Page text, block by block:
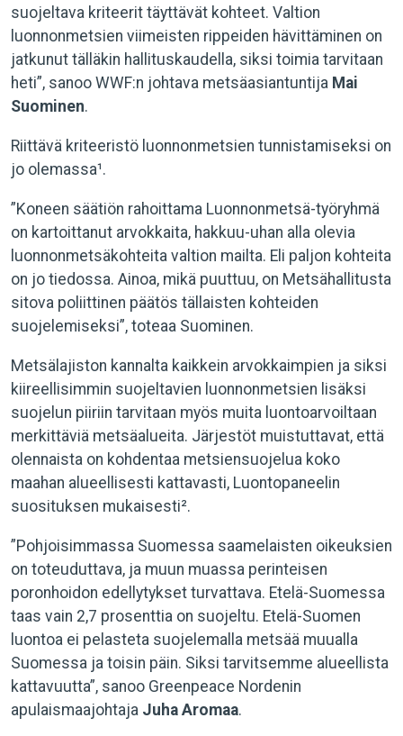
suojeltava kriteerit täyttävät kohteet. Valtion
luonnonmetsien viimeisten rippeiden hävittäminen on
jatkunut tälläkin hallituskaudella, siksi toimia tarvitaan
heti”, sanoo WWF:n johtava metsäasiantuntija Mai
Suominen.
Riittävä kriteeristö luonnonmetsien tunnistamiseksi on
jo olemassa¹.
”Koneen säätiön rahoittama Luonnonmetsä-työryhmä
on kartoittanut arvokkaita, hakkuu-uhan alla olevia
luonnonmetsäkohteita valtion mailta. Eli paljon kohteita
on jo tiedossa. Ainoa, mikä puuttuu, on Metsähallitusta
sitova poliittinen päätös tällaisten kohteiden
suojelemiseksi”, toteaa Suominen.
Metsälajiston kannalta kaikkein arvokkaimpien ja siksi
kiireellisimmin suojeltavien luonnonmetsien lisäksi
suojelun piiriin tarvitaan myös muita luontoarvoiltaan
merkittäviä metsäalueita. Järjestöt muistuttavat, että
olennaista on kohdentaa metsiensuojelua koko
maahan alueellisesti kattavasti, Luontopaneelin
suosituksen mukaisesti².
”Pohjoisimmassa Suomessa saamelaisten oikeuksien
on toteuduttava, ja muun muassa perinteisen
poronhoidon edellytykset turvattava. Etelä-Suomessa
taas vain 2,7 prosenttia on suojeltu. Etelä-Suomen
luontoa ei pelasteta suojelemalla metsää muualla
Suomessa ja toisin päin. Siksi tarvitsemme alueellista
kattavuutta”, sanoo Greenpeace Nordenin
apulaismaajohtaja Juha Aromaa.